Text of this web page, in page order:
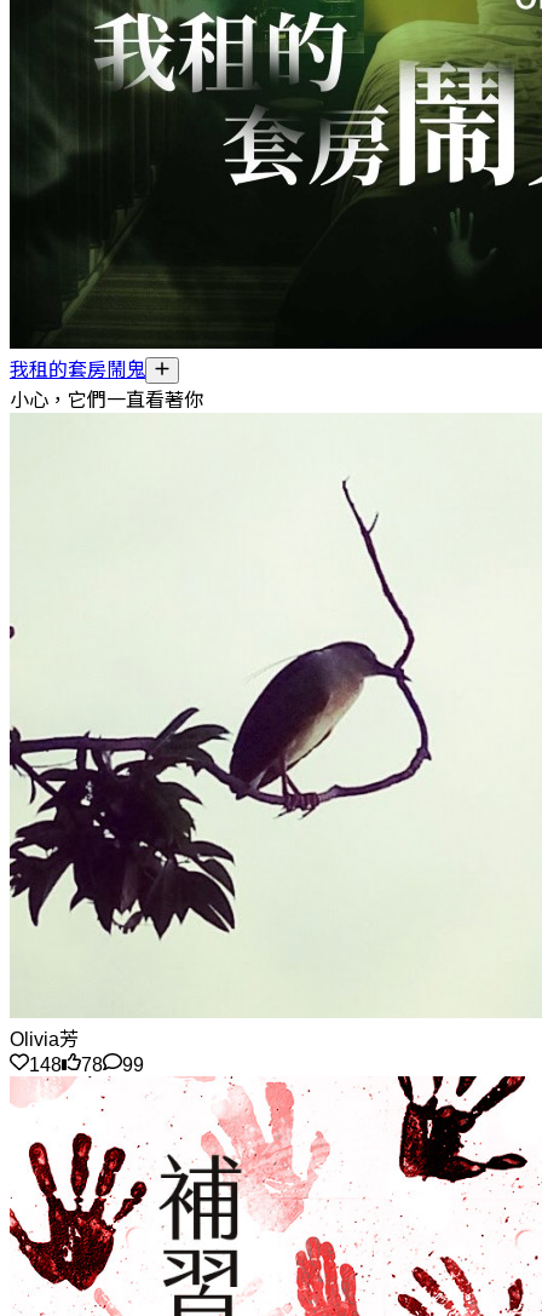
我租的套房鬧鬼
小心，它們一直看著你
Olivia芳
148
78 99